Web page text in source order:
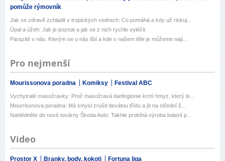
pomůže rýmovník
Jak se zdravě zchladit v tropických vedrech: Co pomáhá a kdy už riskuj...
Úpal a úžeh: Jak je poznat a jak se z nich rychle vyléčit
Parazité v nás: Kterým se u nás líbí a kde v našem těle je můžeme nají...
Pro nejmenší
Mourissonova poradna Komiksy Festival ABC
Vychytralé masožravky: Proč masožravá darlingtonie krmí hmyz, který lo...
Mourrisonova poradna: Má smysl zrušit devátou třídu a jít na střední š...
Nahlédněte do nové továrny Škoda Auto: Takhle probíhá výroba baterií p...
Video
Prostor X Branky, body, kokoti Fortuna liga